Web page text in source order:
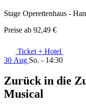
Stage Operettenhaus -
Preise ab 92,49 €
Ticket + Hotel
30 Aug So. - 14:30
Zurück in die
Musical